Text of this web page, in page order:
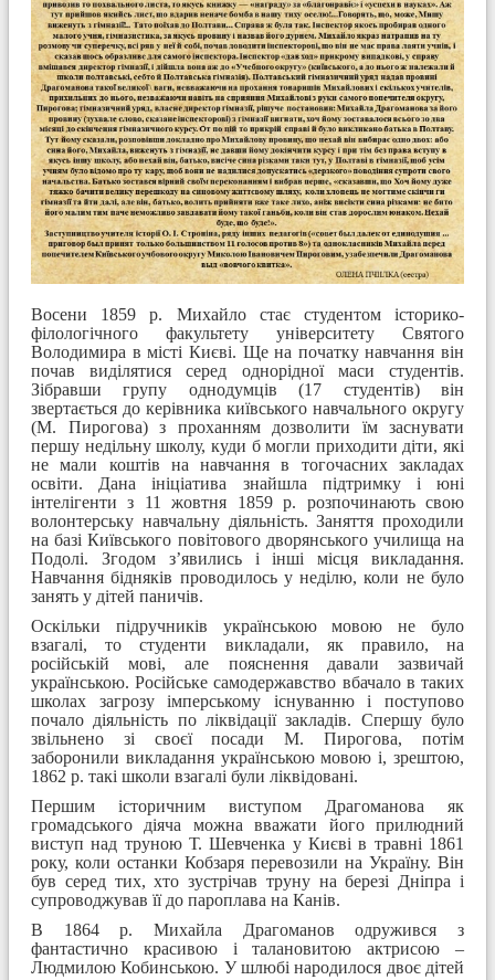
Восени 1859 р. Михайло стає студентом історико-
філологічного факультету університету Святого
Володимира в місті Києві. Ще на початку навчання він
почав виділятися серед однорідної маси студентів.
Зібравши групу однодумців (17 студентів) він
звертається до керівника київського навчального округу
(М. Пирогова) з проханням дозволити їм заснувати
першу недільну школу, куди б могли приходити діти, які
не мали коштів на навчання в тогочасних закладах
освіти. Дана ініціатива знайшла підтримку і юні
інтелігенти з 11 жовтня 1859 р. розпочинають свою
волонтерську навчальну діяльність. Заняття проходили
на базі Київського повітового дворянського училища на
Подолі. Згодом з’явились і інші місця викладання.
Навчання бідняків проводилось у неділю, коли не було
занять у дітей паничів.
Оскільки підручників українською мовою не було
взагалі, то студенти викладали, як правило, на
російській мові, але пояснення давали зазвичай
українською. Російське самодержавство вбачало в таких
школах загрозу імперському існуванню і поступово
почало діяльність по ліквідації закладів. Спершу було
звільнено зі своєї посади М. Пирогова, потім
заборонили викладання українською мовою і, зрештою,
1862 р. такі школи взагалі були ліквідовані.
Першим історичним виступом Драгоманова як
громадського діяча можна вважати його прилюдний
виступ над труною Т. Шевченка у Києві в травні 1861
року, коли останки Кобзаря перевозили на Україну. Він
був серед тих, хто зустрічав труну на березі Дніпра і
супроводжував її до пароплава на Канів.
В 1864 р. Михайла Драгоманов одружився з
фантастично красивою і талановитою актрисою –
Людмилою Кобинською. У шлюбі народилося двоє дітей